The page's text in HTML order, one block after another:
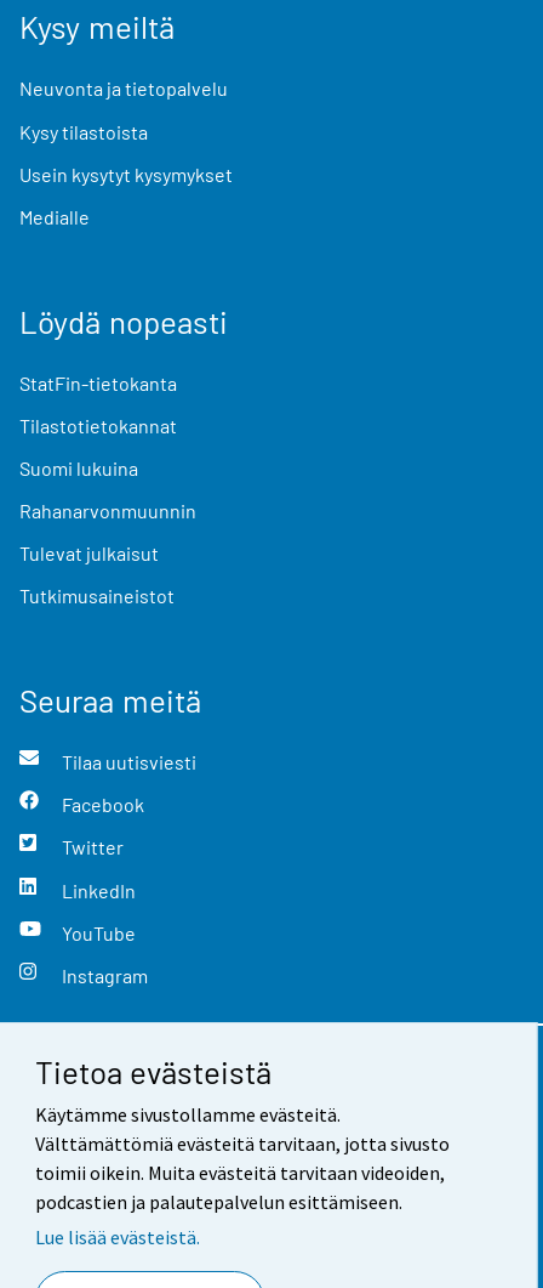
Tietoa evästeistä
Käytämme sivustollamme evästeitä.
Välttämättömiä evästeitä tarvitaan, jotta sivusto
toimii oikein. Muita evästeitä tarvitaan videoiden,
podcastien ja palautepalvelun esittämiseen.
Lue lisää evästeistä.
Kysy meiltä
Neuvonta ja tietopalvelu
Kysy tilastoista
Usein kysytyt kysymykset
Medialle
Löydä nopeasti
StatFin-tietokanta
Tilastotietokannat
Suomi lukuina
Rahanarvonmuunnin
Tulevat julkaisut
Tutkimusaineistot
Seuraa meitä
Tilaa uutisviesti
Facebook
Twitter
LinkedIn
YouTube
Instagram
Yhteystiedot
Palaute
Käyttöehdot
Saavutettavuus